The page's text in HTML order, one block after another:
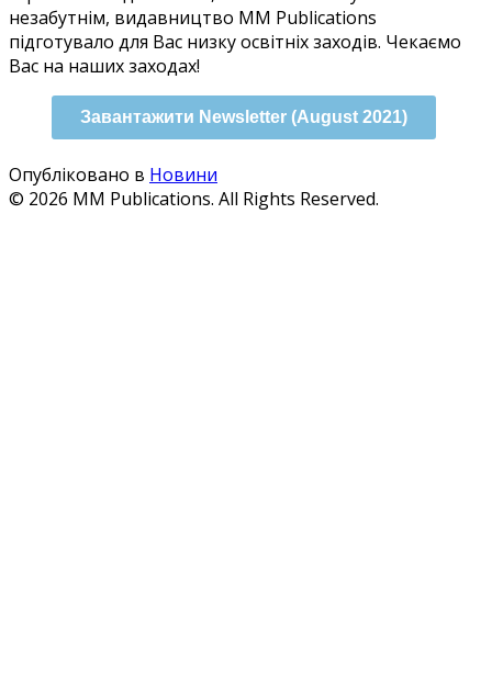
незабутнім, видавництво MM Publications
підготувало для Вас низку освітніх заходів. Чекаємо
Вас на наших заходах!
Завантажити Newsletter (August 2021)
Опубліковано в Новини
© 2026 MM Publications. All Rights Reserved.